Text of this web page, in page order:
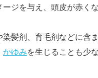
ジを与え、頭皮が赤く
髪剤、育毛剤などに含
かゆみを生じることも少